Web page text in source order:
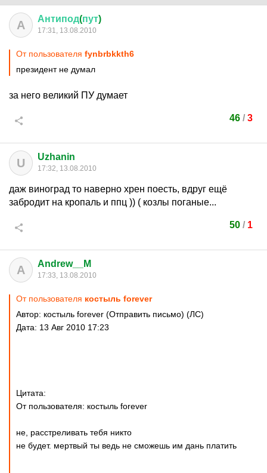
А Антипод(пут)
17:31, 13.08.2010
От пользователя fynbrbkkth6
президент не думал
за него великий ПУ думает
46 / 3
U Uzhanin
17:32, 13.08.2010
даж виноград то наверно хрен поесть, вдруг ещё
забродит на кропаль и ппц )) ( козлы поганые...
50 / 1
A Andrew__M
17:33, 13.08.2010
От пользователя костыль forever
Автор: костыль forever (Отправить письмо) (ЛС)
Дата: 13 Авг 2010 17:23
Цитата:
От пользователя: костыль forever
не, расстреливать тебя никто
не будет. мертвый ты ведь не сможешь им дань платить